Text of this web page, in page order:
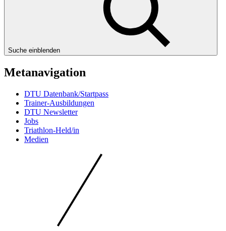
Suche einblenden
Metanavigation
DTU Datenbank/Startpass
Trainer-Ausbildungen
DTU Newsletter
Jobs
Triathlon-Held/in
Medien